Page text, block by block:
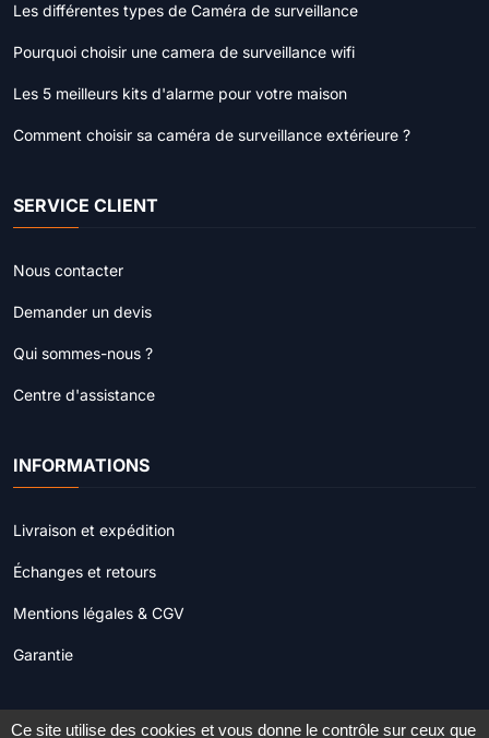
Les différentes types de Caméra de surveillance
Pourquoi choisir une camera de surveillance wifi
Les 5 meilleurs kits d'alarme pour votre maison
Comment choisir sa caméra de surveillance extérieure ?
SERVICE CLIENT
Nous contacter
Demander un devis
Qui sommes-nous ?
Centre d'assistance
INFORMATIONS
Livraison et expédition
Échanges et retours
Mentions légales & CGV
Garantie
Ce site utilise des cookies et vous donne le contrôle sur ceux que